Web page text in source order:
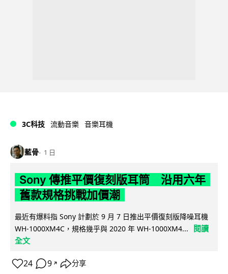
3C科技 流動音樂 音樂耳機
藍骨 1 日
Sony 傳推平價復刻版耳筒 沿用六年
舊款規格挑戰加價潮
最近有爆料指 Sony 計劃於 9 月 7 日推出平價復刻版降噪耳機
WH-1000XM4C，規格幾乎與 2020 年 WH-1000XM4...
閱讀
全文
24 9 ↗ 分享